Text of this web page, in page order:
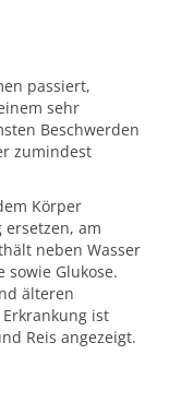
passiert,
sehr
Beschwerden
zumindest
Körper
ersetzen, am
neben Wasser
Glukose.
älteren
ist
Reis angezeigt.